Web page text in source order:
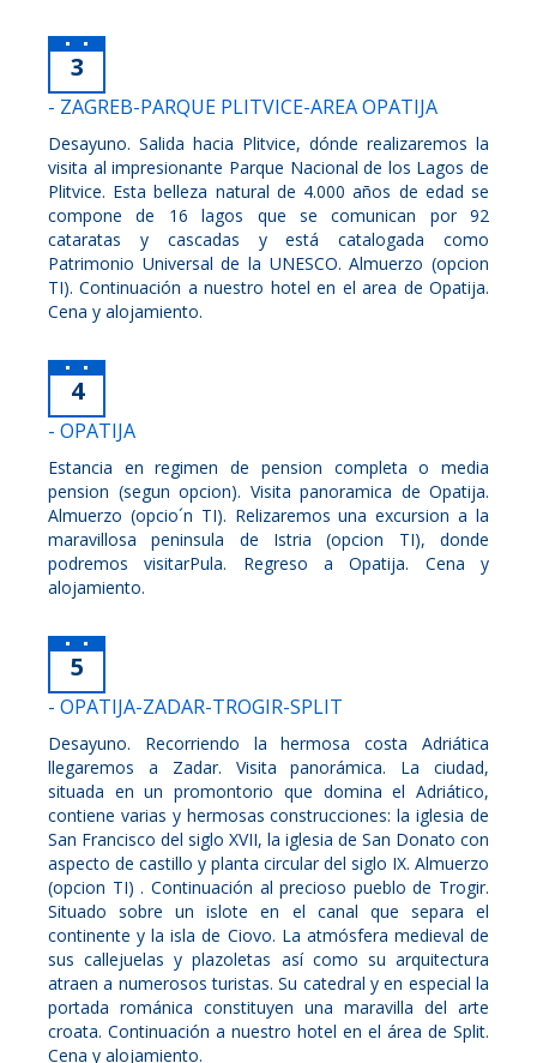
3
- ZAGREB-PARQUE PLITVICE-AREA OPATIJA
Desayuno. Salida hacia Plitvice, dónde realizaremos la
visita al impresionante Parque Nacional de los Lagos de
Plitvice. Esta belleza natural de 4.000 años de edad se
compone de 16 lagos que se comunican por 92
cataratas y cascadas y está catalogada como
Patrimonio Universal de la UNESCO. Almuerzo (opcion
TI). Continuación a nuestro hotel en el area de Opatija.
Cena y alojamiento.
4
- OPATIJA
Estancia en regimen de pension completa o media
pension (segun opcion). Visita panoramica de Opatija.
Almuerzo (opcio´n TI). Relizaremos una excursion a la
maravillosa peninsula de Istria (opcion TI), donde
podremos visitarPula. Regreso a Opatija. Cena y
alojamiento.
5
- OPATIJA-ZADAR-TROGIR-SPLIT
Desayuno. Recorriendo la hermosa costa Adriática
llegaremos a Zadar. Visita panorámica. La ciudad,
situada en un promontorio que domina el Adriático,
contiene varias y hermosas construcciones: la iglesia de
San Francisco del siglo XVII, la iglesia de San Donato con
aspecto de castillo y planta circular del siglo IX. Almuerzo
(opcion TI) . Continuación al precioso pueblo de Trogir.
Situado sobre un islote en el canal que separa el
continente y la isla de Ciovo. La atmósfera medieval de
sus callejuelas y plazoletas así como su arquitectura
atraen a numerosos turistas. Su catedral y en especial la
portada románica constituyen una maravilla del arte
croata. Continuación a nuestro hotel en el área de Split.
Cena y alojamiento.